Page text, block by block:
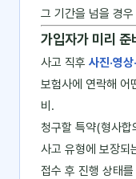
그 기간을 넘을 경
가입자가 미리
사고 직후 사진·영
보험사에 연락해 어
비.
청구할 특약(형사합
사고 유형에 보장되
접수 후 진행 상태